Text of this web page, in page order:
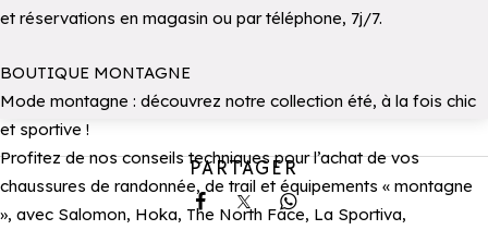
et réservations en magasin ou par téléphone, 7j/7.
BOUTIQUE MONTAGNE
Mode montagne : découvrez notre collection été, à la fois chic
et sportive !
Profitez de nos conseils techniques pour l’achat de vos
chaussures de randonnée, de trail et équipements « montagne
», avec Salomon, Hoka, The North Face, La Sportiva,
PARTAGER
Partager sur Facebook
Partager sur X
Partager sur